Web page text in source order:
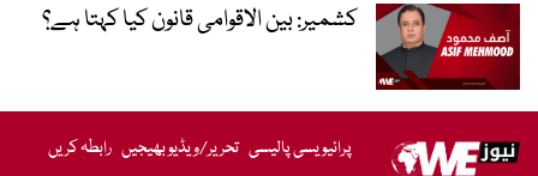
کشمیر: بین الاقوامی قانون کیا کہتا ہے؟
پرائیویسی پالیسی تحریر/ویڈیو بھیجیں رابطہ کریں